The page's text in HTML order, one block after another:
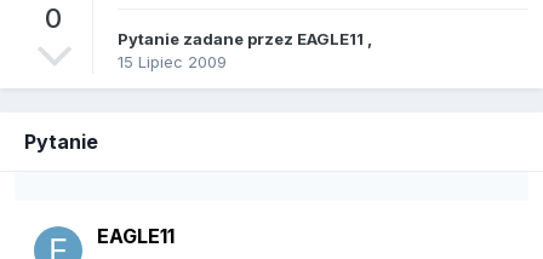
0
Pytanie zadane przez EAGLE11
15 Lipiec 2009
Pytanie
EAGLE11